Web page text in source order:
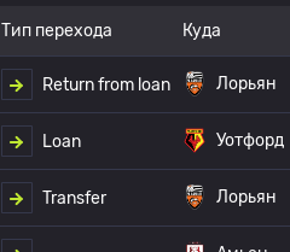
Тип перехода Куда
Return from loan Лорьян
Loan Уотфорд
Transfer Лорьян